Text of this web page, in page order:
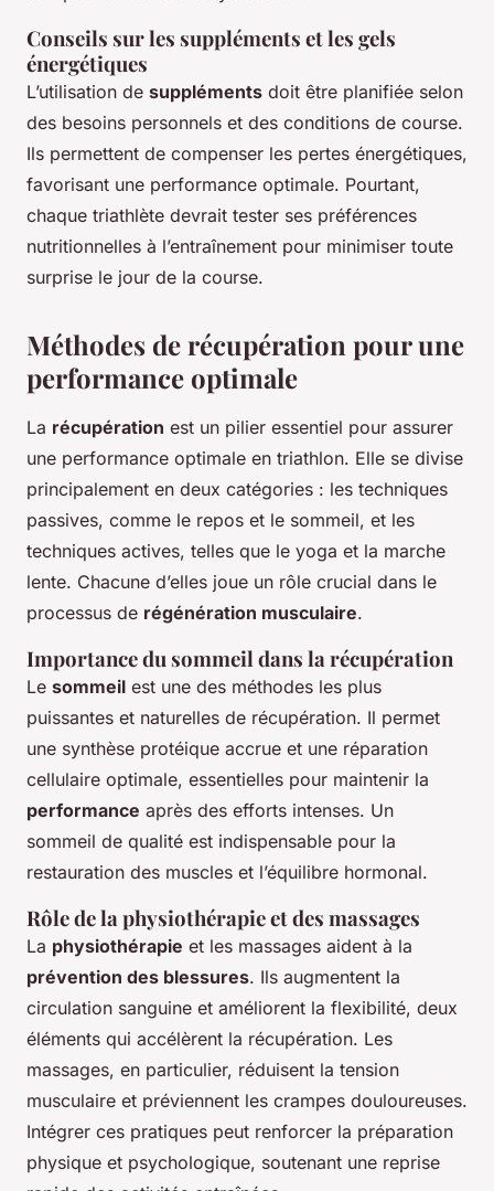
Conseils sur les suppléments et les gels
énergétiques
L’utilisation de suppléments doit être planifiée selon
des besoins personnels et des conditions de course.
Ils permettent de compenser les pertes énergétiques,
favorisant une performance optimale. Pourtant,
chaque triathlète devrait tester ses préférences
nutritionnelles à l’entraînement pour minimiser toute
surprise le jour de la course.
Méthodes de récupération pour une
performance optimale
La récupération est un pilier essentiel pour assurer
une performance optimale en triathlon. Elle se divise
principalement en deux catégories : les techniques
passives, comme le repos et le sommeil, et les
techniques actives, telles que le yoga et la marche
lente. Chacune d’elles joue un rôle crucial dans le
processus de régénération musculaire.
Importance du sommeil dans la récupération
Le sommeil est une des méthodes les plus
puissantes et naturelles de récupération. Il permet
une synthèse protéique accrue et une réparation
cellulaire optimale, essentielles pour maintenir la
performance après des efforts intenses. Un
sommeil de qualité est indispensable pour la
restauration des muscles et l’équilibre hormonal.
Rôle de la physiothérapie et des massages
La physiothérapie et les massages aident à la
prévention des blessures. Ils augmentent la
circulation sanguine et améliorent la flexibilité, deux
éléments qui accélèrent la récupération. Les
massages, en particulier, réduisent la tension
musculaire et préviennent les crampes douloureuses.
Intégrer ces pratiques peut renforcer la préparation
physique et psychologique, soutenant une reprise